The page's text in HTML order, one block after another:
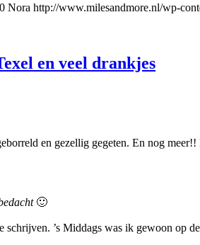
Nora http://www.milesandmore.nl/wp-
en veel drankjes
en gezellig gegeten. En nog meer!!
🙂
schrijven. ’s Middags was ik gewoon op